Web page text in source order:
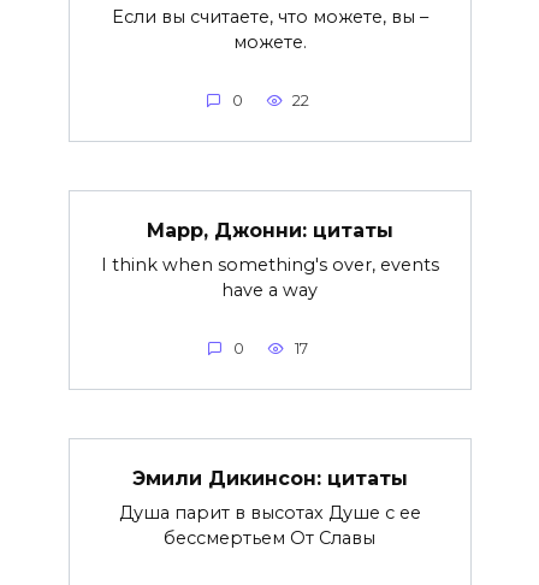
Если вы считаете, что можете, вы –
можете.
0 22
Марр, Джонни: цитаты
I think when something's over, events
have a way
0 17
Эмили Дикинсон: цитаты
Душа парит в высотах Душе с ее
бессмертьем От Славы